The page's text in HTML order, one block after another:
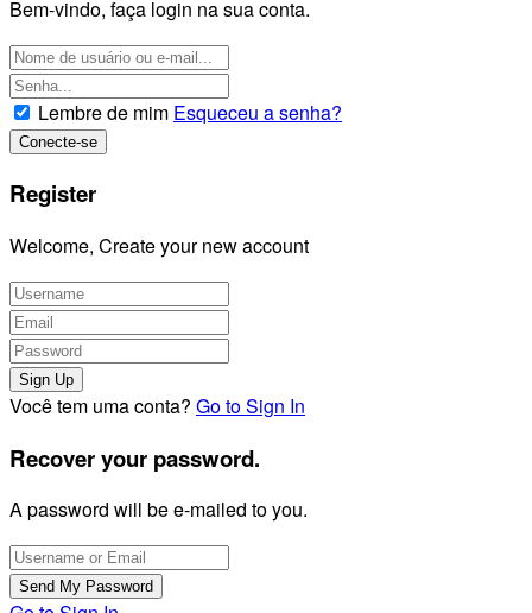
Bem-vindo, faça login na sua conta.
Lembre de mim Esqueceu a senha?
Register
Welcome, Create your new account
Você tem uma conta? Go to Sign In
Recover your password.
A password will be e-mailed to you.